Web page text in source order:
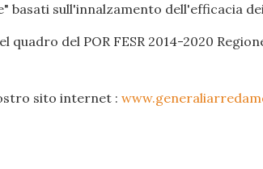
basati sull'innalzamento dell'efficacia
del POR FESR 2014-2020
sito internet :